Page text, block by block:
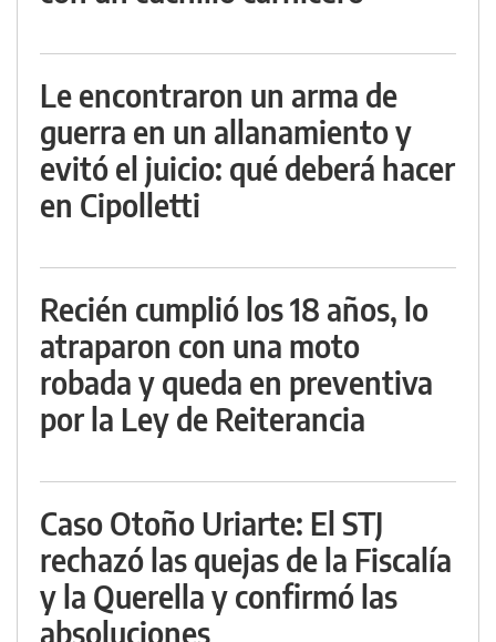
Le encontraron un arma de
guerra en un allanamiento y
evitó el juicio: qué deberá hacer
en Cipolletti
Recién cumplió los 18 años, lo
atraparon con una moto
robada y queda en preventiva
por la Ley de Reiterancia
Caso Otoño Uriarte: El STJ
rechazó las quejas de la Fiscalía
y la Querella y confirmó las
absoluciones